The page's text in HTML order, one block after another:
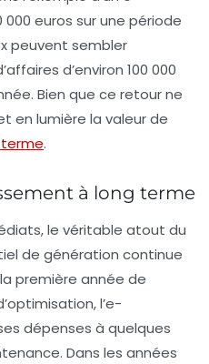
euros sur une période
peuvent sembler
d’environ 100 000
Bien que ce retour ne
en lumière la valeur de
.
à long terme
le véritable atout du
de génération continue
première année de
l’e-
dépenses à quelques
Dans les années